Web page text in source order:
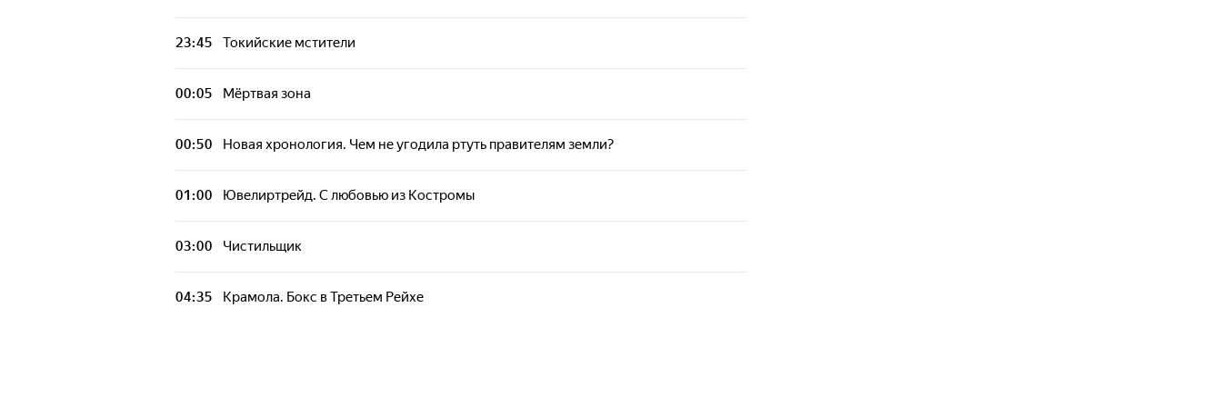
Мёртвая зона
Ювелиртрейд. С любовью из Костромы
Чистильщик
Крамола. Бокс в Третьем Рейхе
Ювелиртрейд. С любовью из Костромы
Покерфейс
23:45 Токийские мстители
00:05 Мёртвая зона
00:50 Новая хронология. Чем не угодила ртуть правителям земли?
01:00 Ювелиртрейд. С любовью из Костромы
03:00 Чистильщик
04:35 Крамола. Бокс в Третьем Рейхе